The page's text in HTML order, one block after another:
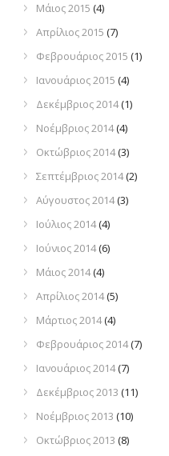
Μάιος 2015 (4)
Απρίλιος 2015 (7)
Φεβρουάριος 2015 (1)
Ιανουάριος 2015 (4)
Δεκέμβριος 2014(1)
Νοέμβριος 2014(4)
Οκτώβριος 2014(3)
Σεπτέμβριος 2014(2)
Αύγουστος 2014(3)
Ιούλιος 2014(4)
Ιούνιος 2014(6)
Μάιος 2014(4)
Απρίλιος 2014(5)
Μάρτιος 2014(4)
Φεβρουάριος 2014(7)
Ιανουάριος 2014(7)
Δεκέμβριος 2013 (11)
Νοέμβριος 2013 (10)
Οκτώβριος 2013 (8)